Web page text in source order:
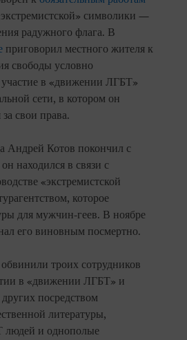
символики —
радужного флага. В
приговорил местного жителя к
свободы условно
участие в «движении ЛГБТ»
сети, в котором он
свои права.
Андрей Котов покончил с
находился в связи с
«экстремистской
которое
для мужчин-геев. В ноябре
его виновным посмертно.
троих сотрудников
в «движении ЛГБТ» и
посредством
литературы,
и однополые